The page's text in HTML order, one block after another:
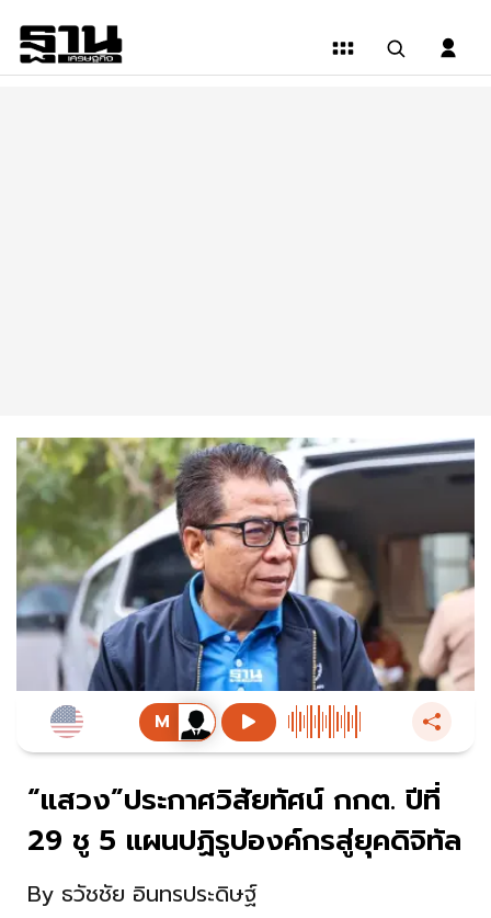
“แสวง”ประกาศวิสัยทัศน์ กกต. ปีที่
29 ชู 5 แผนปฏิรูปองค์กรสู่ยุคดิจิทัล
By ธวัชชัย อินทรประดิษฐ์